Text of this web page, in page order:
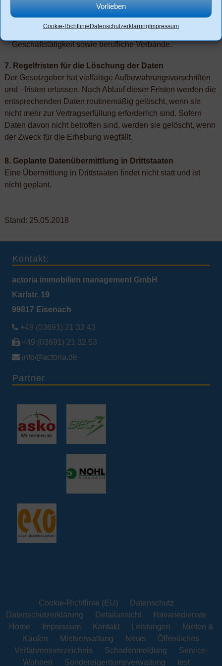
Vorlieben
Cookie-RichtlinieDatenschutzerklärungImpressum
entsprechend den Vorschriften des Art. 28 DS-GVO.
Weitere externe Stellen, wie z.B. Kreditinstitute,
Geschäftstätigkeit sowie berufliche Verbände.
7. Regelfristen für die Löschung der Daten
Der Gesetzgeber hat vielfältige Aufbewahrungsvorschriften
und –fristen erlassen. Nach Ablauf dieser Fristen werden die
entsprechenden Daten routinemäßig gelöscht, wenn sie
nicht mehr zur Vertragserfüllung erforderlich sind. Sofern
Daten davon nicht betroffen sind, werden sie gelöscht, wenn
der Zweck für die Erhebung wegfällt.
8. Geplante Datenübermittlung in Drittstaaten
Eine Übermittlung in Drittstaaten findet nicht statt und ist
nicht geplant.
Stand: 25.05.2018
Kontakt:
actoria immobilien management GmbH
Karlstr. 19
99817 Eisenach
 +49 (03691) 21 32 43
 +49 (03691) 21 32 53
 info@actoria.de
Partner
Cookie-Richtlinie (EU)
Datenschutz
Datenschutzerklärung
Detailansicht
Havariedienste
Home
Impressum Kontakt Leistungen
Mieten &
Kaufen
Mietverwaltung News
Öffentliches
Verfahrensverzeichnis
Schadenmeldung
Service-
Wohnen
Sondereigentumsverwaltung test